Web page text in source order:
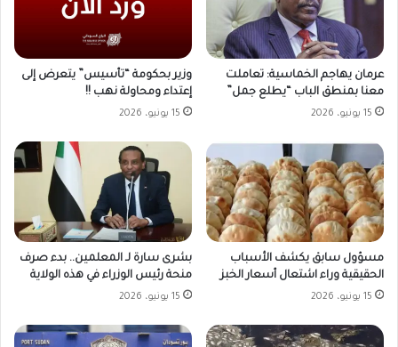
عرمان يهاجم الخماسية: تعاملت
معنا بمنطق الباب “يطلع جمل”
15 يونيو، 2026
وزير بحكومة “تأسيس” يتعرض إلى
إعتداء ومحاولة نهب !!
15 يونيو، 2026
مسؤول سابق يكشف الأسباب
الحقيقية وراء اشتعال أسعار الخبز
15 يونيو، 2026
بشرى سارة لـ المعلمين.. بدء صرف
منحة رئيس الوزراء في هذه الولاية
15 يونيو، 2026